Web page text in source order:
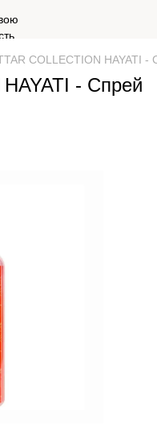
COLLECTION HAYATI -
- Спрей